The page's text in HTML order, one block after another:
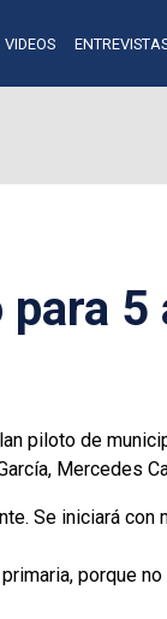
VIDEOS
5
piloto de
Mercedes
Se iniciará
porque